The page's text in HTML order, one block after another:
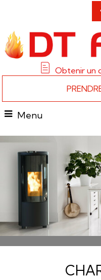
Obtenir un
Menu